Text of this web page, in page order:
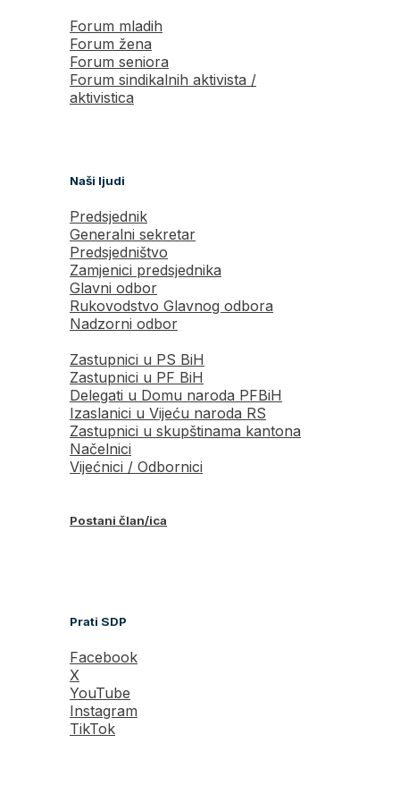
Forum mladih
Forum žena
Forum seniora
Forum sindikalnih aktivista /
aktivistica
Naši ljudi
Predsjednik
Generalni sekretar
Predsjedništvo
Zamjenici predsjednika
Glavni odbor
Rukovodstvo Glavnog odbora
Nadzorni odbor
Zastupnici u PS BiH
Zastupnici u PF BiH
Delegati u Domu naroda PFBiH
Izaslanici u Vijeću naroda RS
Zastupnici u skupštinama kantona
Načelnici
Vijećnici / Odbornici
Postani član/ica
Prati SDP
Facebook
X
YouTube
Instagram
TikTok